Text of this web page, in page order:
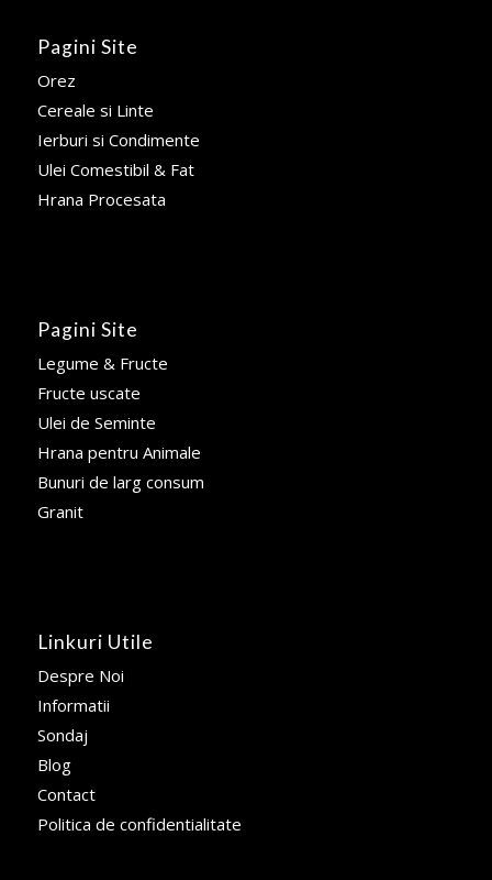
Pagini Site
Orez
Cereale si Linte
Ierburi si Condimente
Ulei Comestibil & Fat
Hrana Procesata
Pagini Site
Legume & Fructe
Fructe uscate
Ulei de Seminte
Hrana pentru Animale
Bunuri de larg consum
Granit
Linkuri Utile
Despre Noi
Informatii
Sondaj
Blog
Contact
Politica de confidentialitate